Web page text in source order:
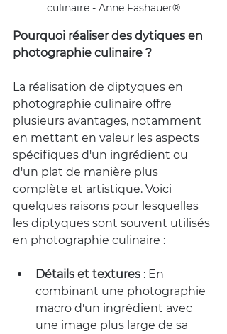
culinaire - Anne Fashauer®
Pourquoi réaliser des dytiques en
photographie culinaire ?
La réalisation de diptyques en
photographie culinaire offre
plusieurs avantages, notamment
en mettant en valeur les aspects
spécifiques d'un ingrédient ou
d'un plat de manière plus
complète et artistique. Voici
quelques raisons pour lesquelles
les diptyques sont souvent utilisés
en photographie culinaire :
Détails et textures : En
combinant une photographie
macro d'un ingrédient avec
une image plus large de sa